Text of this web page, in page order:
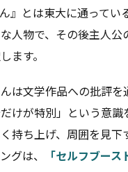
』とは東大に通ってい
人物で、その後主人公
ます。
は文学作品への批評
けが特別」という意識
持ち上げ、周囲を見下
グは、
「セルフブース